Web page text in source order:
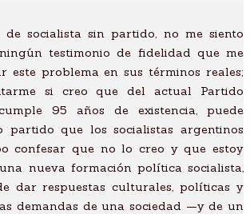
socialista sin partido, no me siento
testimonio de fidelidad que me
este problema en sus términos reales;
si creo que del actual Partido
95 años de existencia, puede
partido que los socialistas argentinos
confesar que no lo creo y que estoy
nueva formación política socialista,
dar respuestas culturales, políticas y
demandas de una sociedad —y de un